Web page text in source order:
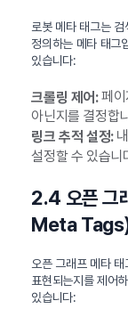
로봇 메타 태그는
정의하는 메타 태그
있습니다:
크롤링 제어:페이
아닌지를 결정합
링크 추적 설정:
설정할 수 있습니
2.4 오픈 그
Meta
오픈 그래프 메타
표현되는지를 제어
있습니다: